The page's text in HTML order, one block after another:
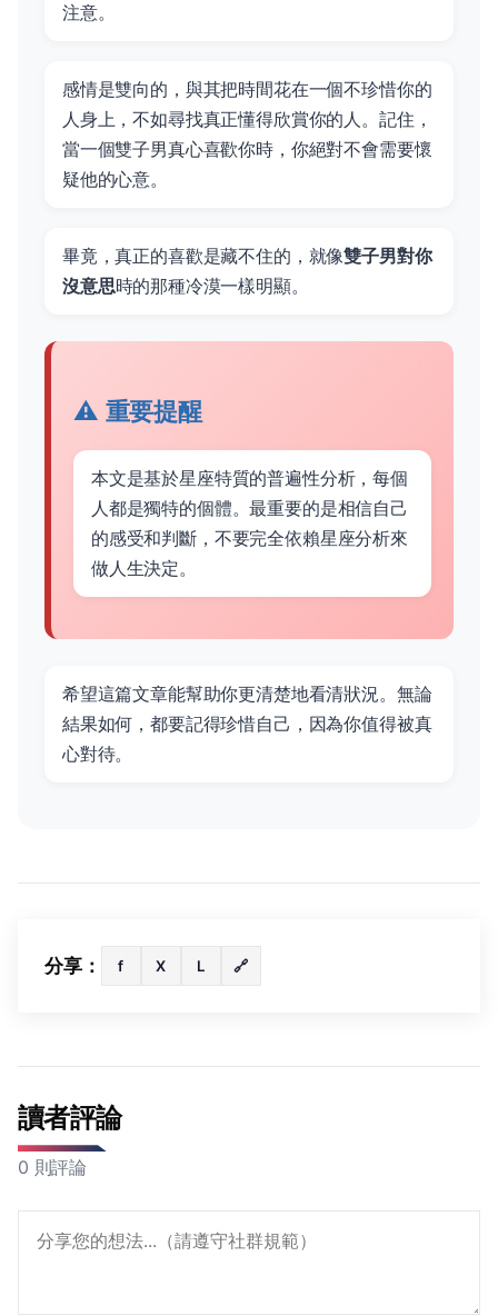
注意。
感情是雙向的，與其把時間花在一個不珍惜你的
人身上，不如尋找真正懂得欣賞你的人。記住，
當一個雙子男真心喜歡你時，你絕對不會需要懷
疑他的心意。
畢竟，真正的喜歡是藏不住的，就像雙子男對你
沒意思時的那種冷漠一樣明顯。
⚠️ 重要提醒
本文是基於星座特質的普遍性分析，每個
人都是獨特的個體。最重要的是相信自己
的感受和判斷，不要完全依賴星座分析來
做人生決定。
希望這篇文章能幫助你更清楚地看清狀況。無論
結果如何，都要記得珍惜自己，因為你值得被真
心對待。
分享： f X L 🔗
讀者評論
0 則評論